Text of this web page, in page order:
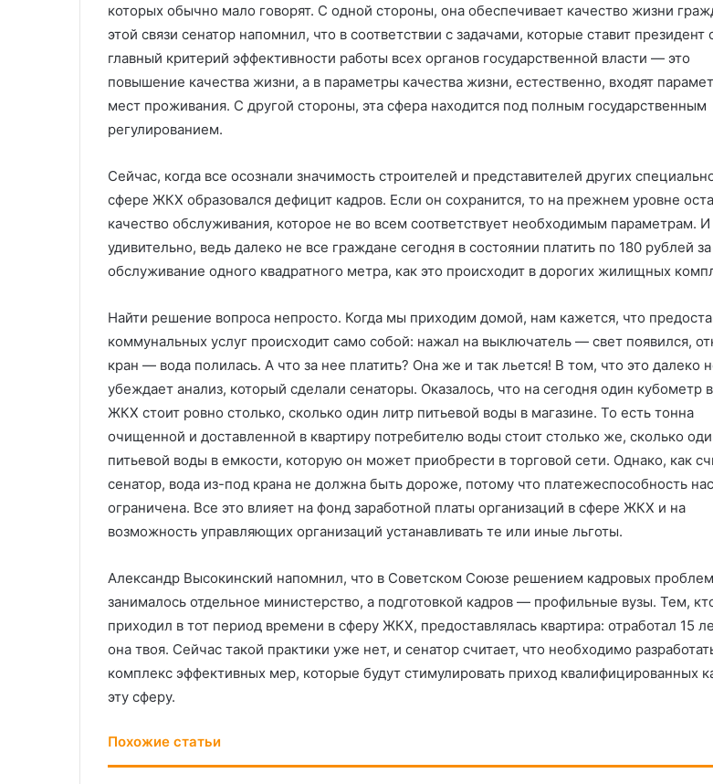
которых обычно мало говорят. С одной стороны, она обеспечивает качество жизни
этой связи сенатор напомнил, что в соответствии с задачами, которые ставит президент
главный критерий эффективности работы всех органов государственной власти — это
повышение качества жизни, а в параметры качества жизни, естественно, входят
мест проживания. С другой стороны, эта сфера находится под полным государственным
регулированием.
Сейчас, когда все осознали значимость строителей и представителей других
сфере ЖКХ образовался дефицит кадров. Если он сохранится, то на прежнем уровне
качество обслуживания, которое не во всем соответствует необходимым параметрам. И
удивительно, ведь далеко не все граждане сегодня в состоянии платить по 180 рублей за
обслуживание одного квадратного метра, как это происходит в дорогих жилищных
Найти решение вопроса непросто. Когда мы приходим домой, нам кажется, что
коммунальных услуг происходит само собой: нажал на выключатель — свет появился,
кран — вода полилась. А что за нее платить? Она же и так льется! В том, что это далеко
убеждает анализ, который сделали сенаторы. Оказалось, что на сегодня один кубометр
ЖКХ стоит ровно столько, сколько один литр питьевой воды в магазине. То есть тонна
очищенной и доставленной в квартиру потребителю воды стоит столько же, сколько
питьевой воды в емкости, которую он может приобрести в торговой сети. Однако, как
сенатор, вода из-под крана не должна быть дороже, потому что платежеспособность
ограничена. Все это влияет на фонд заработной платы организаций в сфере ЖКХ и на
возможность управляющих организаций устанавливать те или иные льготы.
Александр Высокинский напомнил, что в Советском Союзе решением кадровых
занималось отдельное министерство, а подготовкой кадров — профильные вузы. Тем,
приходил в тот период времени в сферу ЖКХ, предоставлялась квартира: отработал 15
она твоя. Сейчас такой практики уже нет, и сенатор считает, что необходимо
комплекс эффективных мер, которые будут стимулировать приход квалифицированных
эту сферу.
Похожие статьи